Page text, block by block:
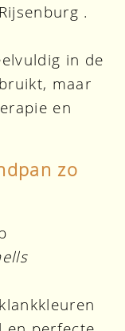
.
in de
maar
en
zo